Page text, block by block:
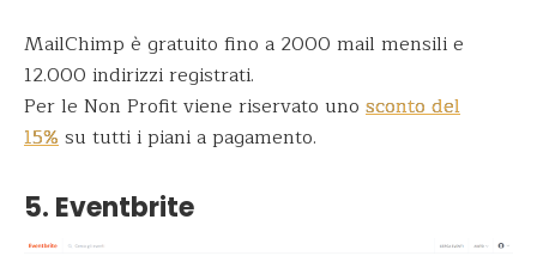
MailChimp è gratuito fino a 2000 mail mensili e
12.000 indirizzi registrati.
Per le Non Profit viene riservato uno sconto del
15%su tutti i piani a pagamento.
5. Eventbrite